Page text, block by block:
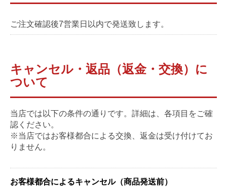
ご注文確認後7営業日以内で発送致します。
キャンセル・返品（返金・交換）に
ついて
当店では以下の条件の通りです。詳細は、各項目をご確
認ください。
※当店ではお客様都合による交換、返金は受け付けてお
りません。
お客様都合によるキャンセル（商品発送前）